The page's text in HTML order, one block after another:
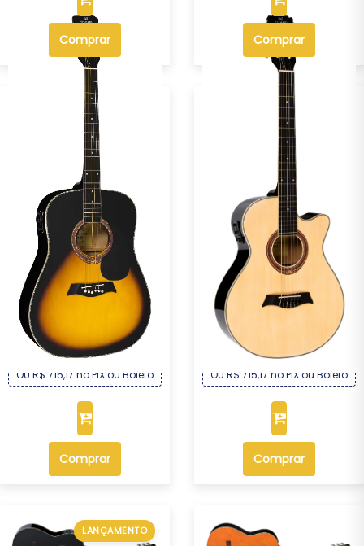
Comprar Comprar
Violão Michael Folk Elétrico
Por : R$ 769,00
OU R$ 715,17 no PIX ou Boleto
Comprar
Violão Michael Mini Jumbo
Elétrico Nyl...
OU R$ 715,17 no PIX ou Boleto
Comprar
LANÇAMENTO